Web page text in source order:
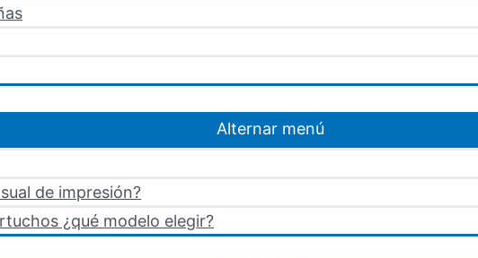
Alternar menú
de impresión?
¿qué modelo elegir?